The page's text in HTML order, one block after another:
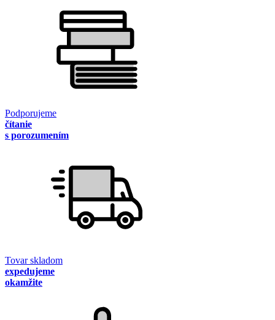
Podporujeme
čítanie
s porozumením
Tovar skladom
expedujeme
okamžite